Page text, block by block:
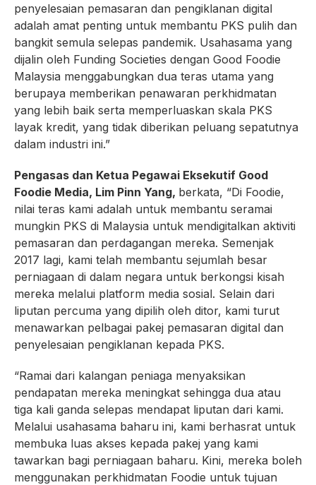
penyelesaian pemasaran dan pengiklanan digital
adalah amat penting untuk membantu PKS pulih dan
bangkit semula selepas pandemik. Usahasama yang
dijalin oleh Funding Societies dengan Good Foodie
Malaysia menggabungkan dua teras utama yang
berupaya memberikan penawaran perkhidmatan
yang lebih baik serta memperluaskan skala PKS
layak kredit, yang tidak diberikan peluang sepatutnya
dalam industri ini.”
Pengasas dan Ketua Pegawai Eksekutif Good
Foodie Media, Lim Pinn Yang, berkata, “Di Foodie,
nilai teras kami adalah untuk membantu seramai
mungkin PKS di Malaysia untuk mendigitalkan aktiviti
pemasaran dan perdagangan mereka. Semenjak
2017 lagi, kami telah membantu sejumlah besar
perniagaan di dalam negara untuk berkongsi kisah
mereka melalui platform media sosial. Selain dari
liputan percuma yang dipilih oleh ditor, kami turut
menawarkan pelbagai pakej pemasaran digital dan
penyelesaian pengiklanan kepada PKS.
“Ramai dari kalangan peniaga menyaksikan
pendapatan mereka meningkat sehingga dua atau
tiga kali ganda selepas mendapat liputan dari kami.
Melalui usahasama baharu ini, kami berhasrat untuk
membuka luas akses kepada pakej yang kami
tawarkan bagi perniagaan baharu. Kini, mereka boleh
menggunakan perkhidmatan Foodie untuk tujuan